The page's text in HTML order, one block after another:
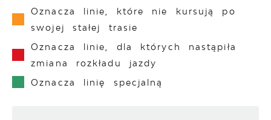
Oznacza linie, które nie kursują po
swojej stałej trasie
Oznacza linie, dla których nastąpiła
zmiana rozkładu jazdy
Oznacza linię specjalną